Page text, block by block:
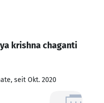
krishna chaganti
seit Okt. 2020